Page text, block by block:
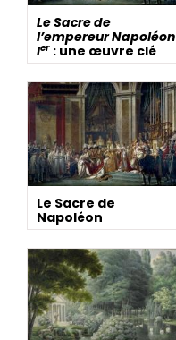
Le Sacre de
l’empereur Napoléon
Ier : une œuvre clé
Le Sacre de
Napoléon